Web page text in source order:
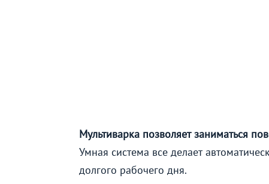
Мультиварка позволяет заниматься
Умная система все делает
долгого рабочего дня.